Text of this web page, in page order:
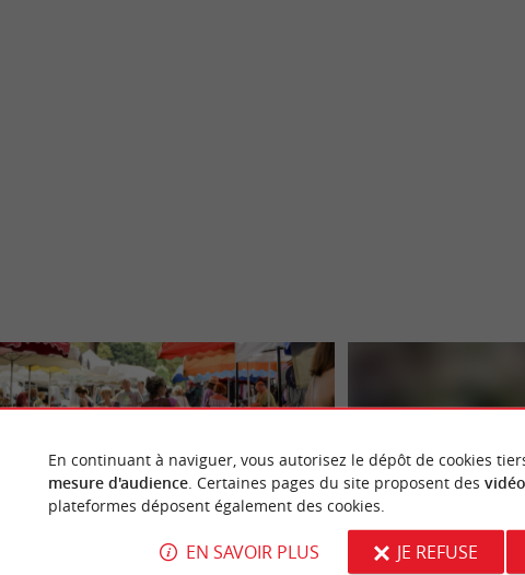
Marché de la BAM
En continuant à naviguer, vous autorisez le dépôt de cookies
mesure d'audience. Certaines pages du site proposent des
plateformes déposent également des cookies.
EN SAVOIR PLUS JE REFUSE